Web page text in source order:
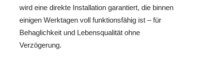
wird eine direkte Installation garantiert, die binnen
einigen Werktagen voll funktionsfähig ist – für
Behaglichkeit und Lebensqualität ohne
Verzögerung.